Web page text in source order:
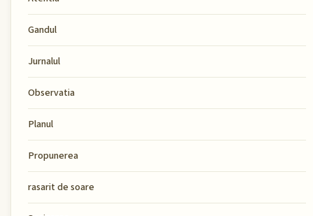
Gandul
Jurnalul
Observatia
Planul
Propunerea
rasarit de soare